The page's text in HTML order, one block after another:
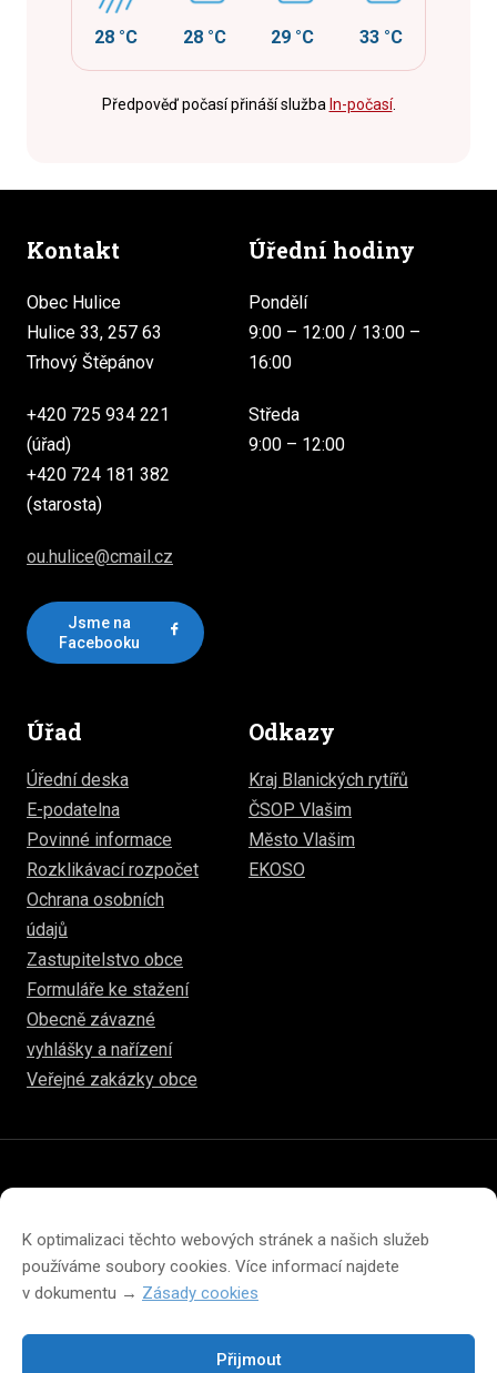
K optimalizaci těchto webových stránek a našich služeb
používáme soubory cookies. Více informací najdete
v dokumentu → Zásady cookies
Přijmout
28 °C 28 °C 29 °C 33 °C
Předpověď počasí přináší služba In-počasí.
Kontakt
Obec Hulice
Hulice 33, 257 63
Trhový Štěpánov
+420 725 934 221
(úřad)
+420 724 181 382
(starosta)
ou.hulice@cmail.cz
Jsme na
Facebooku
Úřední hodiny
Pondělí
9:00 – 12:00 / 13:00 –
16:00
Středa
9:00 – 12:00
Úřad
Úřední deska
E-podatelna
Povinné informace
Rozklikávací rozpočet
Ochrana osobních
údajů
Zastupitelstvo obce
Formuláře ke stažení
Obecně závazné
vyhlášky a nařízení
Veřejné zakázky obce
Odkazy
Kraj Blanických rytířů
ČSOP Vlašim
Město Vlašim
EKOSO
Prohlášení o přístupnosti
Prohlášení o ochraně soukromí
Zásady cookies (EU)